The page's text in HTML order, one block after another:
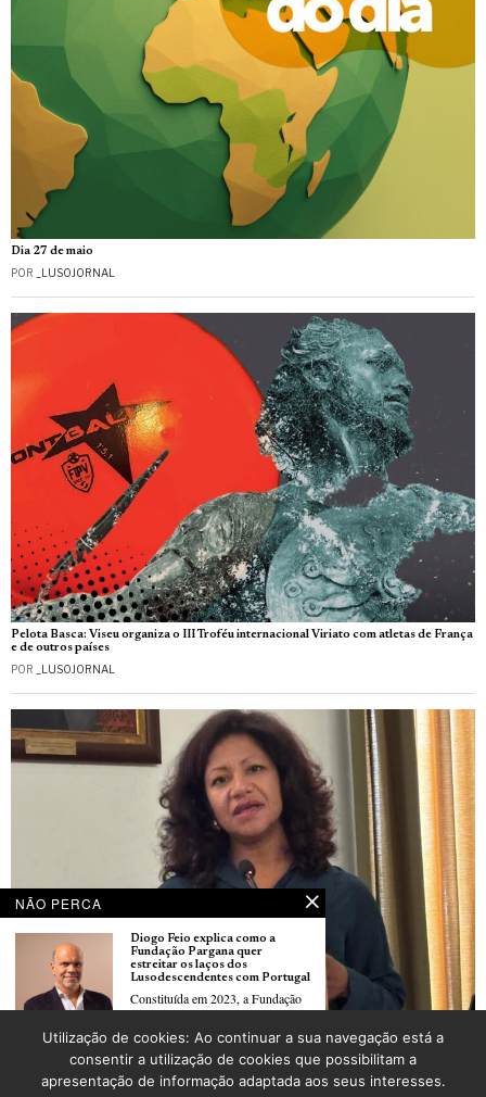
Dia 27 de maio
POR _LUSOJORNAL
Pelota Basca: Viseu organiza o III Troféu internacional Viriato com atletas de França
e de outros países
POR _LUSOJORNAL
Edição, memória e migrações: Sandra Barradas, editora de livros sobre emigração
portuguesa
ANTÓNIO MARRUCHO
NÃO PERCA
Diogo Feio explica como a
Fundação Pargana quer
estreitar os laços dos
Lusodescendentes com Portugal
Constituída em 2023, a Fundação
António
Les deux enfants français
abandonnés à Alcácer do Sal
vont retourner à Colmar
Utilização de cookies: Ao continuar a sua navegação está a
consentir a utilização de cookies que possibilitam a
apresentação de informação adaptada aos seus interesses.